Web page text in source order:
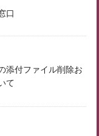
口
添付ファイル削除お
て